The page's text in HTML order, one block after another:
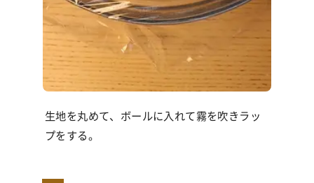
生地を丸めて、ボールに入れて霧を吹きラッ
プをする。